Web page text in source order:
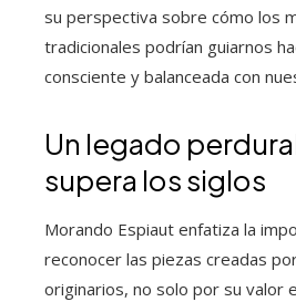
su perspectiva sobre cómo los
tradicionales podrían guiarnos
consciente y balanceada con
Un legado
supera los siglos
Morando Espiaut enfatiza la
reconocer las piezas creadas
originarios, no solo por su valor